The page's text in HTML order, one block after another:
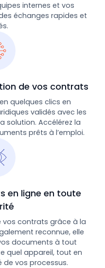
internes et vos
échanges rapides et
de vos contrats
quelques clics en
validés avec les
solution. Accélérez la
prêts à l’emploi.
en ligne en toute
vos contrats grâce à la
reconnue, elle
documents à tout
quel appareil, tout en
vos processus.